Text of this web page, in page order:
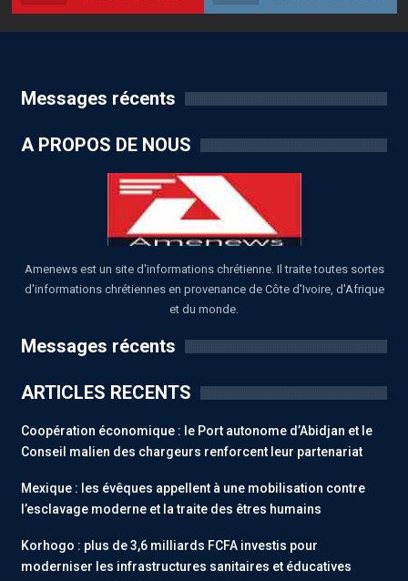
Messages récents
A PROPOS DE NOUS
Amenews est un site d'informations chrétienne. Il traite toutes sortes
d'informations chrétiennes en provenance de Côte d'Ivoire, d'Afrique
et du monde.
Messages récents
ARTICLES RECENTS
Coopération économique : le Port autonome d’Abidjan et le
Conseil malien des chargeurs renforcent leur partenariat
Mexique : les évêques appellent à une mobilisation contre
l’esclavage moderne et la traite des êtres humains
Korhogo : plus de 3,6 milliards FCFA investis pour
moderniser les infrastructures sanitaires et éducatives